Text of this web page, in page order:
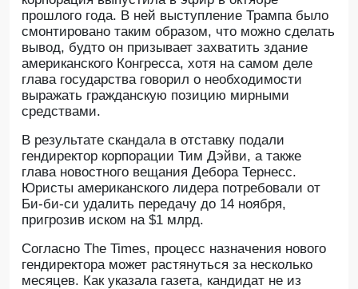
прошлого года. В ней выступление Трампа было
смонтировано таким образом, что можно сделать
вывод, будто он призывает захватить здание
американского Конгресса, хотя на самом деле
глава государства говорил о необходимости
выражать гражданскую позицию мирными
средствами.
В результате скандала в отставку подали
гендиректор корпорации Тим Дэйви, а также
глава новостного вещания Дебора Тернесс.
Юристы американского лидера потребовали от
Би-би-си удалить передачу до 14 ноября,
пригрозив иском на $1 млрд.
Согласно The Times, процесс назначения нового
гендиректора может растянуться за несколько
месяцев. Как указала газета, кандидат не из